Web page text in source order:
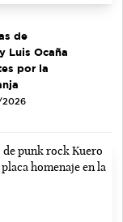
de
Luis Ocaña
por la
2026